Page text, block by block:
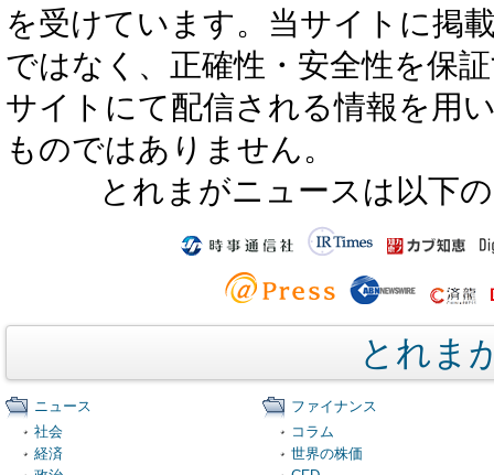
を受けています。当サイトに掲
ではなく、正確性・安全性を保
サイトにて配信される情報を用
ものではありません。
とれまがニュースは以下
とれま
ニュース
社会
経済
ファイナンス
コラム
世界の株価